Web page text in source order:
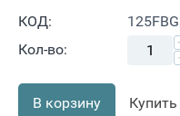
КОД:
125FBG
Кол-во:
В корзину